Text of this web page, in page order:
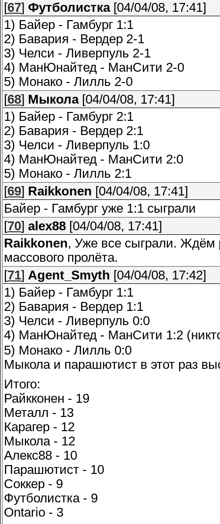
[67] Футболистка[04/04/08, 17:41]
1) Байер - Гамбург 1:1
2) Бавария - Вердер 2-1
3) Челси - Ливерпуль 2-1
4) МанЮнайтед - МанСити 2-0
5) Монако - Лилль 2-0
[68] Мыкола[04/04/08, 17:41]
1) Байер - Гамбург 2:1
2) Бавария - Вердер 2:1
3) Челси - Ливерпуль 1:0
4) МанЮнайтед - МанСити 2:0
5) Монако - Лилль 2:1
[69] Raikkonen [04/04/08, 17:41]
Байер - Гамбург уже 1:1 сыграли
[70] alex88 [04/04/08, 17:41]
Raikkonen, Уже все сыграли. Ждём
массового пролёта.
[71] Agent_Smyth [04/04/08, 17:42]
1) Байер - Гамбург 1:1
2) Бавария - Вердер 1:1
3) Челси - Ливерпуль 0:0
4) МанЮнайтед - МанСити 1:2
5) Монако - Лилль 0:0
Мыкола и парашютист в этот раз
Итого:
Райкконен - 19
Металл - 13
Карагер - 12
Мыкола - 12
Алекс88 - 10
Парашютист - 10
Соккер - 9
Футболистка - 9
Ontario - 3